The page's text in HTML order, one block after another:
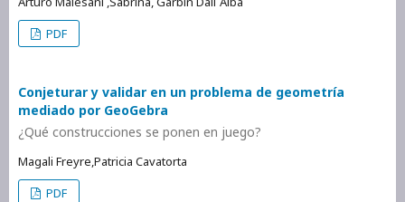
PDF
Conjeturar y validar en un problema de geometría
mediado por GeoGebra
¿Qué construcciones se ponen en juego?
Magali Freyre,Patricia Cavatorta
PDF